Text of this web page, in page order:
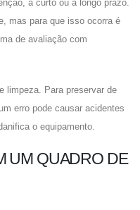
a curto ou a longo prazo.
mas para que isso ocorra é
de avaliação com
limpeza. Para preservar de
erro pode causar acidentes
o equipamento.
UM QUADRO DE